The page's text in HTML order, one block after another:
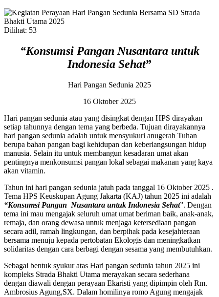
Dilihat: 53
“Konsumsi Pangan Nusantara untuk
Indonesia Sehat”
Hari Pangan Sedunia 2025
16 Oktober 2025
Hari pangan sedunia atau yang disingkat dengan HPS dirayakan
setiap tahunnya dengan tema yang berbeda. Tujuan dirayakannya
hari pangan sedunia adalah untuk mensyukuri anugerah Tuhan
berupa bahan pangan bagi kehidupan dan keberlangsungan hidup
manusia. Selain itu untuk membangun kesadaran umat akan
pentingnya menkonsumsi pangan lokal sebagai makanan yang kaya
akan vitamin.
Tahun ini hari pangan sedunia jatuh pada tanggal 16 Oktober 2025 .
Tema HPS Keuskupan Agung Jakarta (KAJ) tahun 2025 ini adalah
“Konsumsi Pangan Nusantara untuk Indonesia Sehat”. Dengan
tema ini mau mengajak seluruh umat umat beriman baik, anak-anak,
remaja, dan orang dewasa untuk menjaga ketersediaan pangan
secara adil, ramah lingkungan, dan berpihak pada kesejahteraan
bersama menuju kepada pertobatan Ekologis dan meningkatkan
solidaritas dengan cara berbagi dengan sesama yang membutuhkan.
Sebagai bentuk syukur atas Hari pangan sedunia tahun 2025 ini
kompleks Strada Bhakti Utama merayakan secara sederhana
dengan diawali dengan perayaan Ekaristi yang dipimpin oleh Rm.
Ambrosius Agung,SX. Dalam homilinya romo Agung mengajak